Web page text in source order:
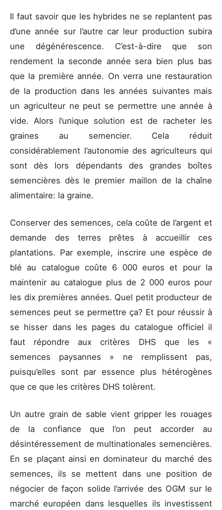
Il faut savoir que les hybrides ne se replantent pas
d’une année sur l’autre car leur production subira
une dégénérescence. C’est-à-dire que son
rendement la seconde année sera bien plus bas
que la première année. On verra une restauration
de la production dans les années suivantes mais
un agriculteur ne peut se permettre une année à
vide. Alors l’unique solution est de racheter les
graines au semencier. Cela réduit
considérablement l’autonomie des agriculteurs qui
sont dès lors dépendants des grandes boîtes
semencières dès le premier maillon de la chaîne
alimentaire: la graine.
Conserver des semences, cela coûte de l’argent et
demande des terres prêtes à accueillir ces
plantations. Par exemple, inscrire une espèce de
blé au catalogue coûte 6 000 euros et pour la
maintenir au catalogue plus de 2 000 euros pour
les dix premières années. Quel petit producteur de
semences peut se permettre ça? Et pour réussir à
se hisser dans les pages du catalogue officiel il
faut répondre aux critères DHS que les «
semences paysannes » ne remplissent pas,
puisqu’elles sont par essence plus hétérogènes
que ce que les critères DHS tolèrent.
Un autre grain de sable vient gripper les rouages
de la confiance que l’on peut accorder au
désintéressement de multinationales semencières.
En se plaçant ainsi en dominateur du marché des
semences, ils se mettent dans une position de
négocier de façon solide l’arrivée des OGM sur le
marché européen dans lesquelles ils investissent